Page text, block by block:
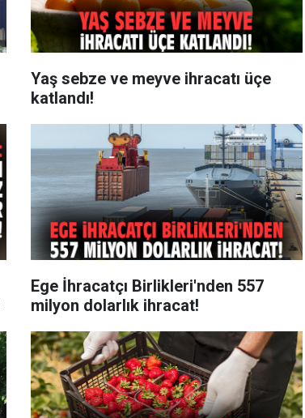
Yaş sebze ve meyve ihracatı üçe
katlandı!
Ege İhracatçı Birlikleri'nden 557
milyon dolarlık ihracat!